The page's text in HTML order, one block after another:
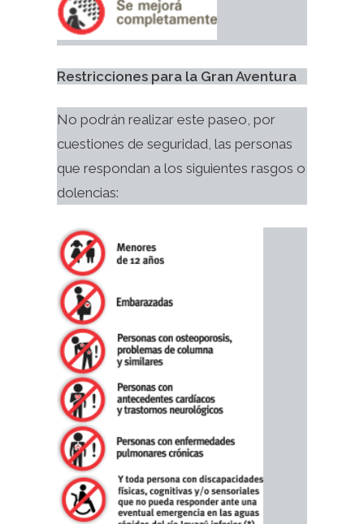
Restricciones para la Gran Aventura
No podrán realizar este paseo, por
cuestiones de seguridad, las personas
que respondan a los siguientes rasgos o
dolencias: